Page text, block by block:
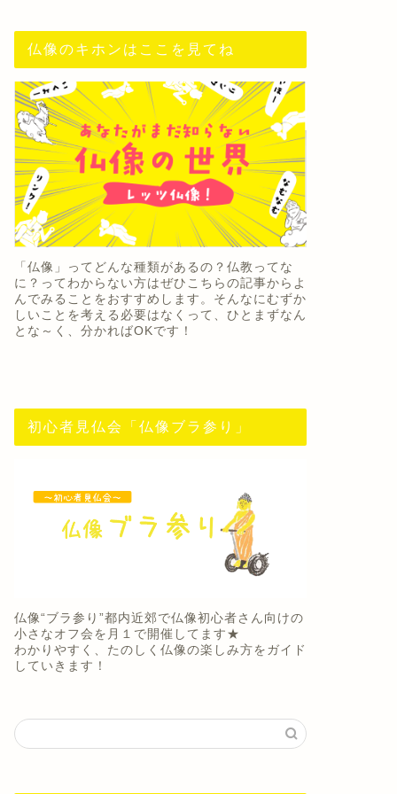
仏像のキホンはここを見てね
「仏像」ってどんな種類があるの？仏教ってな
に？ってわからない方はぜひこちらの記事からよ
んでみることをおすすめします。そんなにむずか
しいことを考える必要はなくって、ひとまずなん
とな～く、分かればOKです！
初心者見仏会「仏像ブラ参り」
仏像“ブラ参り”都内近郊で仏像初心者さん向けの
小さなオフ会を月１で開催してます★
わかりやすく、たのしく仏像の楽しみ方をガイド
していきます！